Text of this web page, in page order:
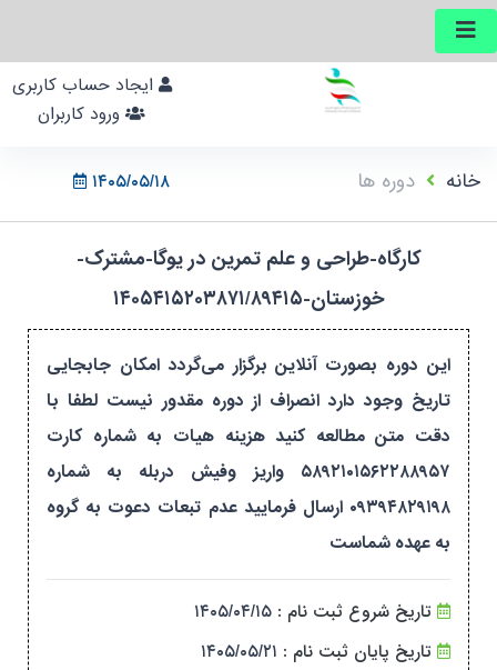
۱۴۰۵/۰۵/۱۸ خانه دوره ها
کارگاه-طراحی و علم تمرین در یوگا-مشترک-
خوزستان-۱۴۰۵۴۱۵۲۰۳۸۷۱/۸۹۴۱۵
این دوره بصورت آنلاین برگزار می‌گردد امکان جابجایی
تاریخ وجود دارد انصراف از دوره مقدور نیست لطفا با
دقت متن مطالعه کنید هزینه هیات به شماره کارت
۵۸۹۲۱۰۱۵۶۲۲۸۸۹۵۷ واریز وفیش دربله به شماره
۰۹۳۹۴۸۲۹۱۹۸ ارسال فرمایید عدم تبعات دعوت به گروه
به عهده شماست
تاریخ شروع ثبت نام : ۱۴۰۵/۰۴/۱۵
تاریخ پایان ثبت نام : ۱۴۰۵/۰۵/۲۱